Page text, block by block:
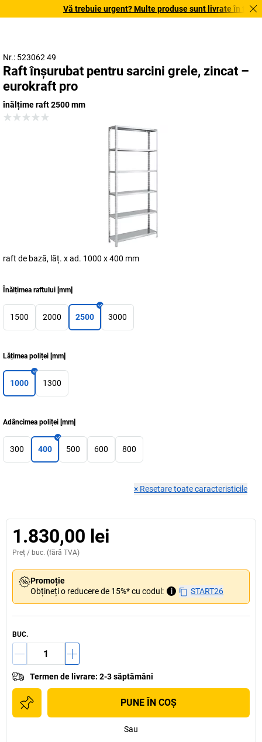
Vă trebuie urgent? Multe produse sunt livrate în
Nr.: 523062 49
Raft înșurubat pentru sarcini grele, zincat –
eurokraft pro
înălțime raft 2500 mm
raft de bază, lăț. x ad. 1000 x 400 mm
Înălțimea raftului [mm]
1500 2000 2500 3000
Lățimea poliței [mm]
1000 1300
Adâncimea poliței [mm]
300 400 500 600 800
× Resetare toate caracteristicile
1.830,00 lei
Preț / buc. (fără TVA)
Promoție
Obțineți o reducere de 15%* cu codul:
i START26
BUC.
Termen de livrare: 2-3 săptămâni
PUNE ÎN COŞ
Sau